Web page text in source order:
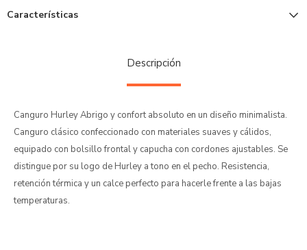
Características
Descripción
Canguro Hurley Abrigo y confort absoluto en un diseño minimalista.
Canguro clásico confeccionado con materiales suaves y cálidos,
equipado con bolsillo frontal y capucha con cordones ajustables. Se
distingue por su logo de Hurley a tono en el pecho. Resistencia,
retención térmica y un calce perfecto para hacerle frente a las bajas
temperaturas.